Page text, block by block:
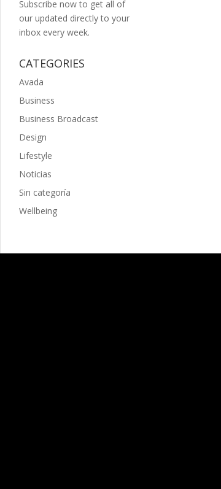
Subscribe now to get all of
our updated directly to your
inbox every week.
CATEGORIES
Avada
Business
Business Broadcast
Design
Lifestyle
Noticias
Sin categoría
Wellbeing